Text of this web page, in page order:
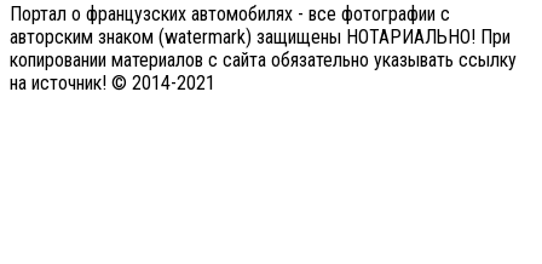
Портал о французских автомобилях - все фотографии с
авторским знаком (watermark) защищены НОТАРИАЛЬНО! При
копировании материалов с сайта обязательно указывать ссылку
на источник! © 2014-2021